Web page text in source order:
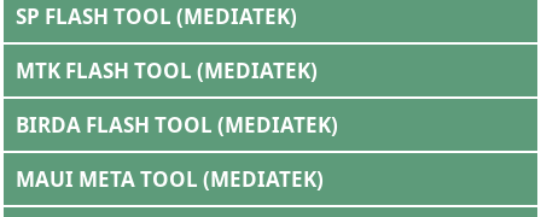
SP FLASH TOOL (MEDIATEK)
MTK FLASH TOOL (MEDIATEK)
BIRDA FLASH TOOL (MEDIATEK)
MAUI META TOOL (MEDIATEK)